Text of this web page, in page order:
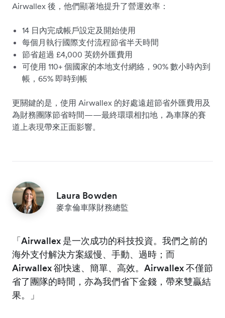
Airwallex 後，他們顯著地提升了營運效率：
14 日內完成帳戶設定及開始使用
每個月執行國際支付流程節省半天時間
節省超過 £4,000 英鎊外匯費用
可使用 110+ 個國家的本地支付網絡，90% 數小時內到
帳，65% 即時到帳
更關鍵的是，使用 Airwallex 的好處遠超節省外匯費用及
為財務團隊節省時間——最終環環相扣地，為車隊的賽
道上表現帶來正面影響。
Laura Bowden
麥拿倫車隊財務總監
「Airwallex 是一次成功的科技投資。我們之前的
海外支付解決方案緩慢、手動、過時；而
Airwallex 卻快速、簡單、高效。Airwallex 不僅節
省了團隊的時間，亦為我們省下金錢，帶來雙贏結
果。」